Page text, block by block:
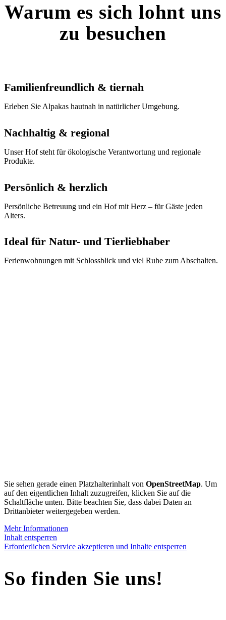
Warum es sich lohnt uns
zu besuchen
Familienfreundlich & tiernah
Erleben Sie Alpakas hautnah in natürlicher Umgebung.
Nachhaltig & regional
Unser Hof steht für ökologische Verantwortung und regionale
Produkte.
Persönlich & herzlich
Persönliche Betreuung und ein Hof mit Herz – für Gäste jeden
Alters.
Ideal für Natur- und Tierliebhaber
Ferienwohnungen mit Schlossblick und viel Ruhe zum Abschalten.
Sie sehen gerade einen Platzhalterinhalt von OpenStreetMap. Um
auf den eigentlichen Inhalt zuzugreifen, klicken Sie auf die
Schaltfläche unten. Bitte beachten Sie, dass dabei Daten an
Drittanbieter weitergegeben werden.
Mehr Informationen
Inhalt entsperren
Erforderlichen Service akzeptieren und Inhalte entsperren
So finden Sie uns!